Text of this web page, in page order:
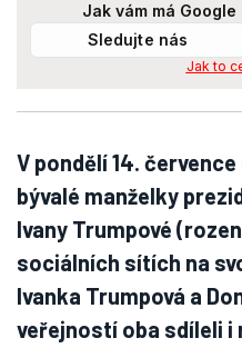
Jak vám má
Sledujte nás
Jak to
V pondělí 14.
bývalé manželky
Ivany Trumpové
sociálních sítích na
Ivanka Trumpová a
veřejností oba sdíleli i